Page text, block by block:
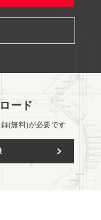
ード
(無料)が必要です